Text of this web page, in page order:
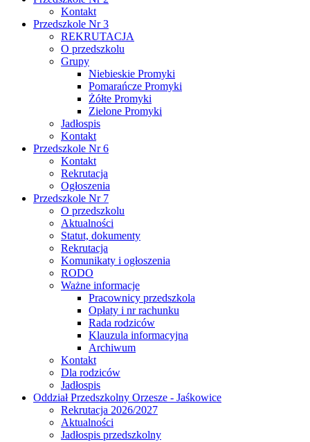
Kontakt
Przedszkole Nr 3
REKRUTACJA
O przedszkolu
Grupy
Niebieskie Promyki
Pomarańcze Promyki
Żółte Promyki
Zielone Promyki
Jadłospis
Kontakt
Przedszkole Nr 6
Kontakt
Rekrutacja
Ogłoszenia
Przedszkole Nr 7
O przedszkolu
Aktualności
Statut, dokumenty
Rekrutacja
Komunikaty i ogłoszenia
RODO
Ważne informacje
Pracownicy przedszkola
Opłaty i nr rachunku
Rada rodziców
Klauzula informacyjna
Archiwum
Kontakt
Dla rodziców
Jadłospis
Oddział Przedszkolny Orzesze - Jaśkowice
Rekrutacja 2026/2027
Aktualności
Jadłospis przedszkolny